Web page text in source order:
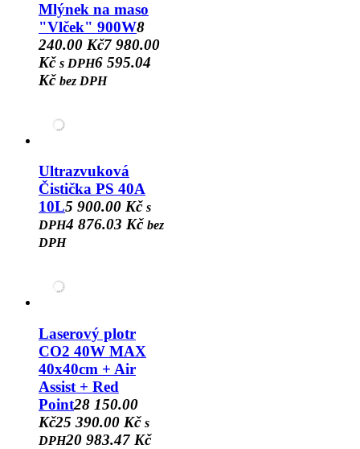
Mlýnek na maso
"Vlček" 900W8
240.00 Kč7 980.00
Kč s DPH6 595.04
Kč bez DPH
Ultrazvuková
Čistička PS 40A
10L5 900.00 Kč s
DPH4 876.03 Kč bez
DPH
Laserový plotr
CO2 40W MAX
40x40cm + Air
Assist + Red
Point28 150.00
Kč25 390.00 Kč s
DPH20 983.47 Kč